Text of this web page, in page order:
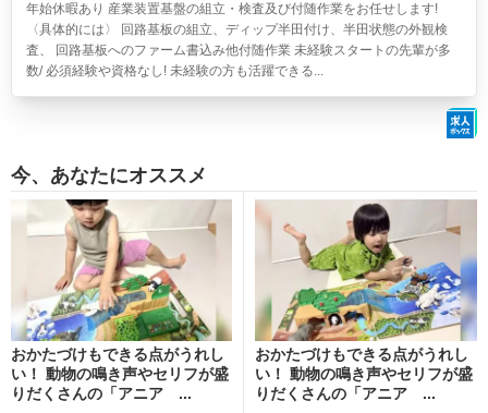
年始休暇あり 産業装置基盤の組立・検査及び付随作業をお任せします!
〈具体的には〉 回路基板の組立、ディップ半田付け、半田状態の外観検
査、 回路基板へのファーム書込み他付随作業 未経験スタートの先輩が多
数/ 必須経験や資格なし! 未経験の方も活躍できる...
今、あなたにオススメ
おかたづけもできる点がうれし
い！ 動物の鳴き声やセリフが盛
りだくさんの「アニア ...
おかたづけもできる点がうれし
い！ 動物の鳴き声やセリフが盛
りだくさんの「アニア ...